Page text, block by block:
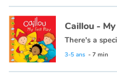
Apprendre les langues
Dyslexie, troubles de la
Caillou -
This book is
3-5 ans - 7 min